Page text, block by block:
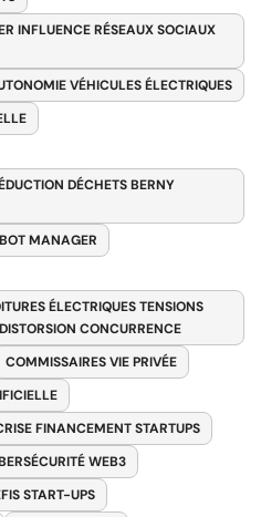
INFLUENCE RÉSEAUX SOCIAUX
VÉHICULES ÉLECTRIQUES
DÉCHETS BERNY
BOT MANAGER
ÉLECTRIQUES TENSIONS
CONCURRENCE
COMMISSAIRES VIE PRIVÉE
FINANCEMENT STARTUPS
WEB3
START-UPS